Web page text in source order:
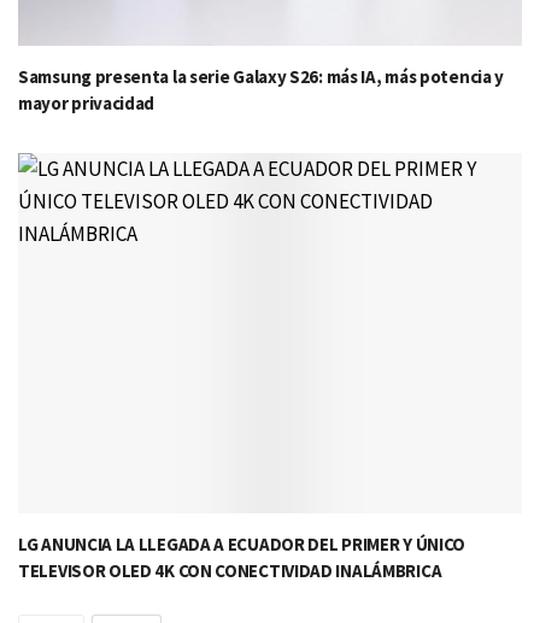
Samsung presenta la serie Galaxy S26: más IA, más potencia y
mayor privacidad
LG ANUNCIA LA LLEGADA A ECUADOR DEL PRIMER Y ÚNICO
TELEVISOR OLED 4K CON CONECTIVIDAD INALÁMBRICA